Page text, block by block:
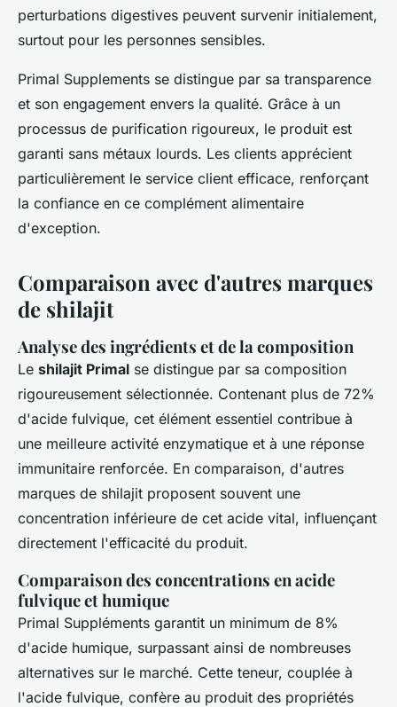
perturbations digestives peuvent survenir initialement,
surtout pour les personnes sensibles.
Primal Supplements se distingue par sa transparence
et son engagement envers la qualité. Grâce à un
processus de purification rigoureux, le produit est
garanti sans métaux lourds. Les clients apprécient
particulièrement le service client efficace, renforçant
la confiance en ce complément alimentaire
d'exception.
Comparaison avec d'autres marques
de shilajit
Analyse des ingrédients et de la composition
Le shilajit Primal se distingue par sa composition
rigoureusement sélectionnée. Contenant plus de 72%
d'acide fulvique, cet élément essentiel contribue à
une meilleure activité enzymatique et à une réponse
immunitaire renforcée. En comparaison, d'autres
marques de shilajit proposent souvent une
concentration inférieure de cet acide vital, influençant
directement l'efficacité du produit.
Comparaison des concentrations en acide
fulvique et humique
Primal Suppléments garantit un minimum de 8%
d'acide humique, surpassant ainsi de nombreuses
alternatives sur le marché. Cette teneur, couplée à
l'acide fulvique, confère au produit des propriétés